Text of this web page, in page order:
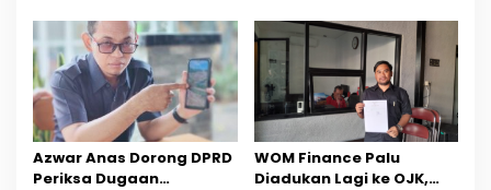
Sektor Jadi Prioritas
Percepatan Pemulihan
Azwar Anas Dorong DPRD
Periksa Dugaan
‎WOM Finance Palu
Diadukan Lagi ke OJK,